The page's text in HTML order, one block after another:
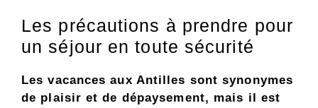
Les précautions à prendre pour
un séjour en toute sécurité
Les vacances aux Antilles sont synonymes
de plaisir et de dépaysement, mais il est